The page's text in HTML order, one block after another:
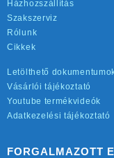
Házhozszállítás
Szakszerviz
Rólunk
Cikkek
Letölthető
Vásárlói tájékoztató
Youtube termékvideók
Adatkezelési tájékoztató
FORGALMAZOTT